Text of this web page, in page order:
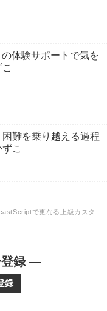
体験サポートで気を
難を乗り越える過程
こ
で更なる上級カスタ
登録 —
録